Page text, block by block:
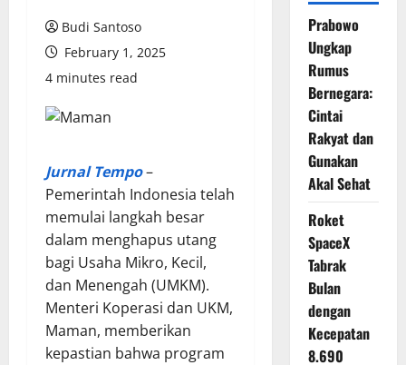
Budi Santoso
February 1, 2025
4 minutes read
Jurnal Tempo–
Pemerintah Indonesia telah
memulai langkah besar
dalam menghapus utang
bagi Usaha Mikro, Kecil,
dan Menengah (UMKM).
Menteri Koperasi dan UKM,
Maman, memberikan
kepastian bahwa program
Prabowo
Ungkap
Rumus
Bernegara:
Cintai
Rakyat dan
Gunakan
Akal Sehat
Roket
SpaceX
Tabrak
Bulan
dengan
Kecepatan
8.690